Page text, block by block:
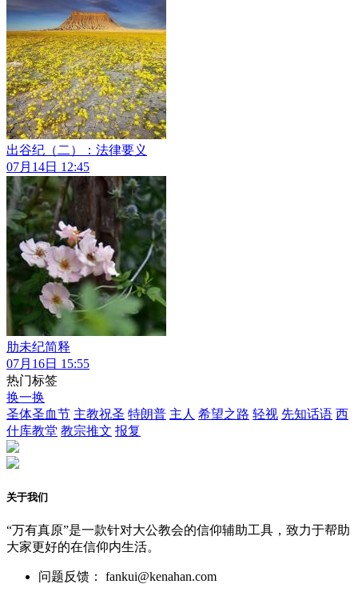
出谷纪（二）：法律要义
07月14日 12:45
肋未纪简释
07月16日 15:55
热门标签
换一换
圣体圣血节 主教祝圣 特朗普 主人 希望之路 轻视 先知话语 西
什库教堂 教宗推文 报复
关于我们
“万有真原”是一款针对大公教会的信仰辅助工具，致力于帮助
大家更好的在信仰内生活。
问题反馈： fankui@kenahan.com